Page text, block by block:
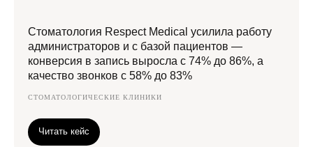
Стоматология Respect Medical усилила работу
администраторов и с базой пациентов —
конверсия в запись выросла с 74% до 86%, а
качество звонков с 58% до 83%
СТОМАТОЛОГИЧЕСКИЕ КЛИНИКИ
Читать кейс